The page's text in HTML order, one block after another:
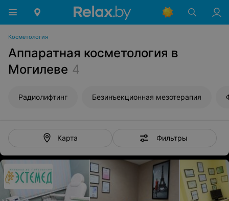
Косметология
Аппаратная косметология в
Могилеве 4
Радиолифтинг Безинъекционная мезотерапия
Карта Фильтры